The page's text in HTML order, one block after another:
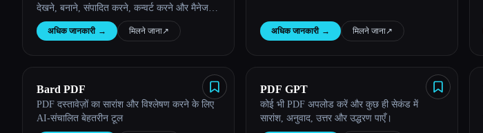
देखने, बनाने, संपादित करने, कन्वर्ट करने और मैनेज
करने के लिए कुछ क्लिक
अधिक जानकारी → मिलने जाना↗︎ अधिक जानकारी → मिलने जाना↗︎
Bard PDF
PDF दस्तावेज़ों का सारांश और विश्लेषण करने के लिए
AI-संचालित बेहतरीन टूल
PDF GPT
कोई भी PDF अपलोड करें और कुछ ही सेकंड में
सारांश, अनुवाद, उत्तर और उद्धरण पाएँ।